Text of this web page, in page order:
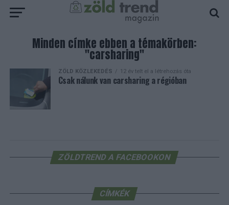
Minden címke ebben a témakörben:
"carsharing"
ZÖLD KÖZLEKEDÉS 12 év telt el a létrehozás óta
Csak nálunk van carsharing a régióban
ZÖLDTREND A FACEBOOKON
CÍMKÉK